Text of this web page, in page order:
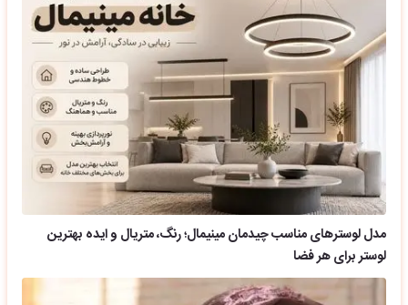
مدل لوسترهای مناسب چیدمان مینیمال؛ رنگ، متریال و ایده بهترین
لوستر برای هر فضا